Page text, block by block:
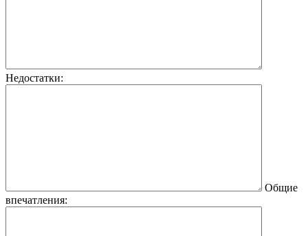
Недостатки:
Общие
впечатления: